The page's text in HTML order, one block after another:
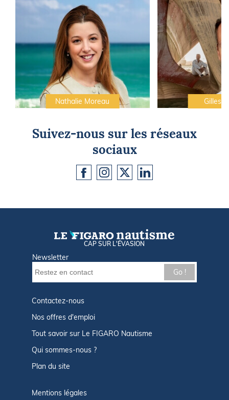
Nathalie Moreau Gilles
Suivez-nous sur les réseaux
sociaux
CAP SUR L'ÉVASION
Newsletter
Go !
Contactez-nous
Nos offres d'emploi
Tout savoir sur Le FIGARO Nautisme
Qui sommes-nous ?
Plan du site
Mentions légales